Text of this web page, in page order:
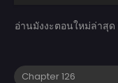
อ่านมังงะตอนใหม่ล่าสุด